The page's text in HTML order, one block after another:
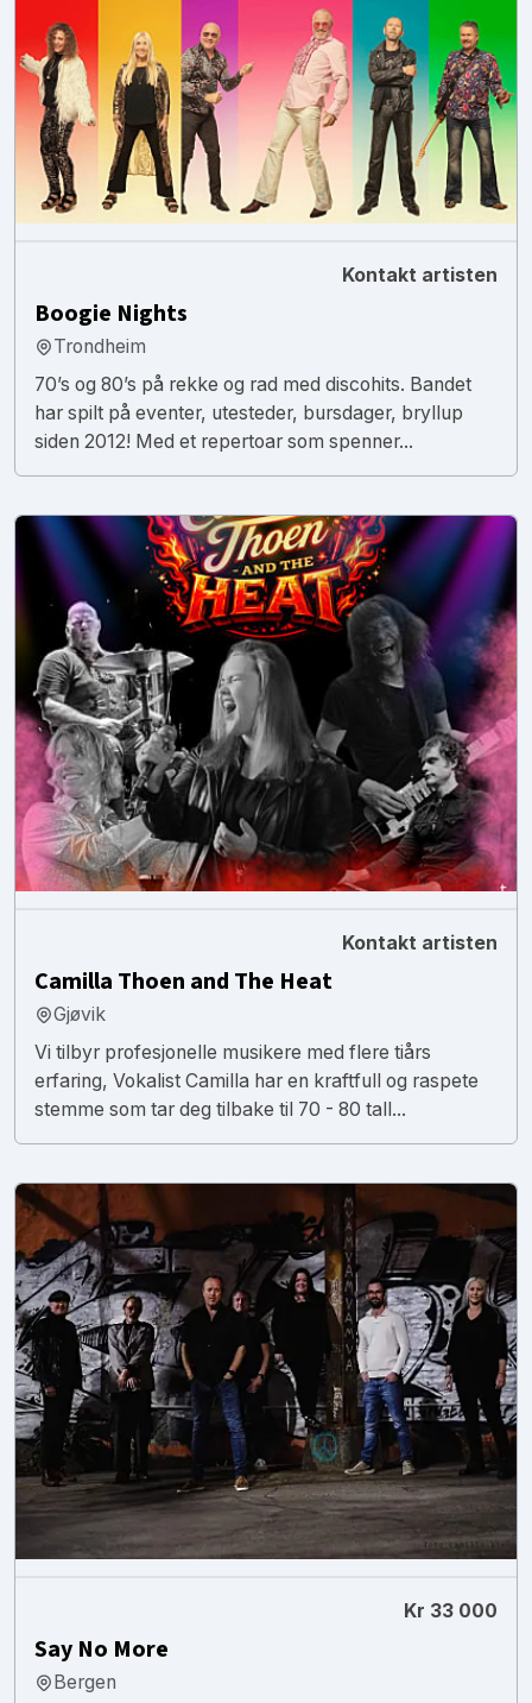
Kontakt artisten
Boogie Nights
Trondheim
70’s og 80’s på rekke og rad med discohits. Bandet
har spilt på eventer, utesteder, bursdager, bryllup
siden 2012! Med et repertoar som spenner...
Kontakt artisten
Camilla Thoen and The Heat
Gjøvik
Vi tilbyr profesjonelle musikere med flere tiårs
erfaring, Vokalist Camilla har en kraftfull og raspete
stemme som tar deg tilbake til 70 - 80 tall...
Kr 33 000
Say No More
Bergen